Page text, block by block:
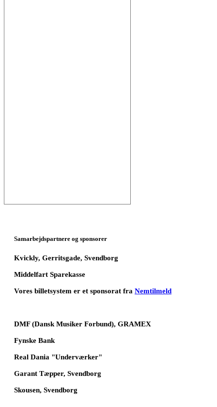
Samarbejdspartnere og sponsorer
Kvickly, Gerritsgade, Svendborg
Middelfart Sparekasse
Vores billetsystem er et sponsorat fra Nemtilmeld
DMF (Dansk Musiker Forbund), GRAMEX
Fynske Bank
Real Dania "Underværker"
Garant Tæpper, Svendborg
Skousen, Svendborg